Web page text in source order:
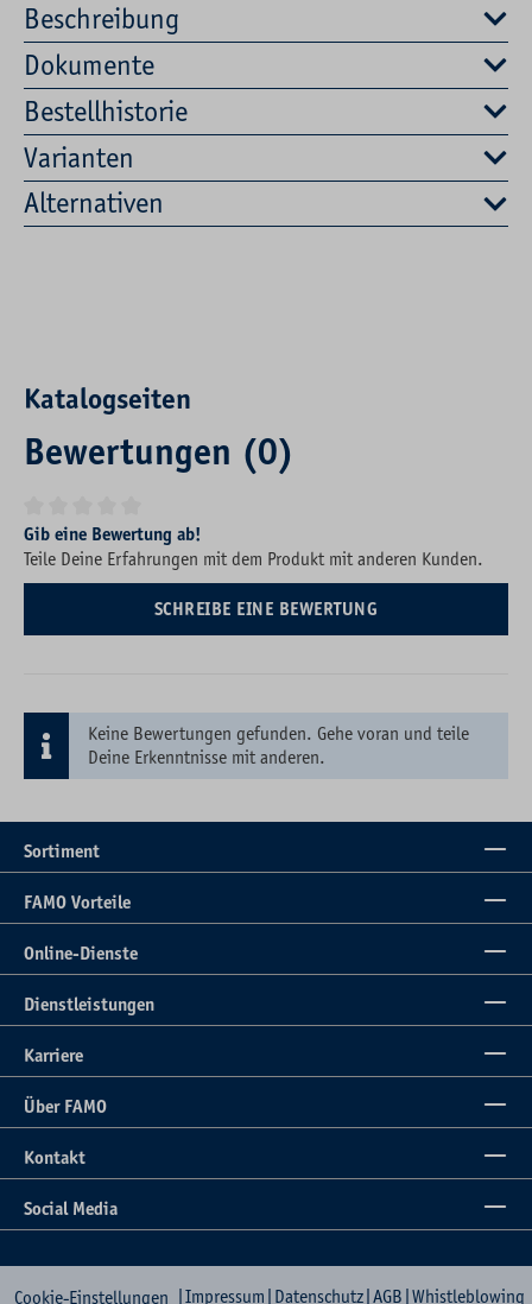
Beschreibung
Dokumente
Bestellhistorie
Varianten
Alternativen
Katalogseiten
Bewertungen (0)
Durchschnittliche Bewertung von 0 von 5 Sternen
Gib eine Bewertung ab!
Teile Deine Erfahrungen mit dem Produkt mit anderen Kunden.
SCHREIBE EINE BEWERTUNG
Keine Bewertungen gefunden. Gehe voran und teile
Deine Erkenntnisse mit anderen.
Sortiment
FAMO Vorteile
Online-Dienste
Dienstleistungen
Karriere
Über FAMO
Kontakt
Social Media
Cookie-Einstellungen Impressum Datenschutz AGB Whistleblowing